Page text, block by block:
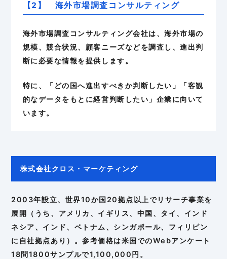
【2】 海外市場調査コンサルティング
海外市場調査コンサルティング会社は、海外市場の
規模、競合状況、顧客ニーズなどを調査し、進出判
断に必要な情報を提供します。
特に、「どの国へ進出すべきか判断したい」「客観
的なデータをもとに経営判断したい」企業に向いて
います。
株式会社クロス・マーケティング
2003年設立、世界10か国20拠点以上でリサーチ事業を
展開（うち、アメリカ、イギリス、中国、タイ、インド
ネシア、インド、ベトナム、シンガポール、フィリピン
に自社拠点あり）。参考価格は米国でのWebアンケート
18問1800サンプルで1,100,000円。